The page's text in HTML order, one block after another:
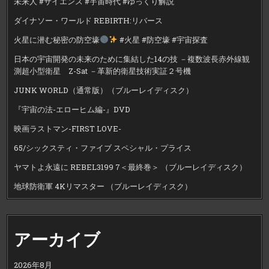
ダイナソー・ワールド REBIRTH:リバース
火星に潜む秘密の防空壕
#火星 #防空壕 #宇宙探査
日本の宇宙開発の未来のために集結した14の技 －複数波長赤外線観
測超小型衛星 Z-Sat －革新的衛星技術実証２号機
JUNK WORLD（通常版）（ブルーレイディスク）
『宇宙の法-エローヒム編-』DVD
映画ラストマン-FIRST LOVE-
65/シックスティ・ファイブ スペシャル・プライス
ヤマトよ永遠に REBEL3199 7＜最終巻＞ （ブルーレイディスク）
地球防衛軍 4Kリマスター （ブルーレイディスク）
アーカイブ
2026年8月